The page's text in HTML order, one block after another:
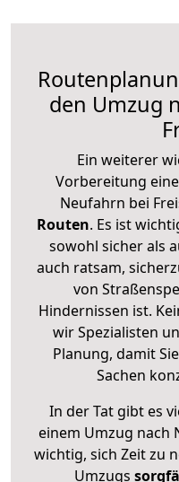
den Umzug
Ein weiterer
Vorbereitung
Neufahrn bei
Routen. Es ist
sowohl sicher als
auch ratsam,
von
Hindernissen ist.
wir Spezialisten
Planung, damit
Sachen
In der Tat gibt es
einem Umzug nach
wichtig, sich Zeit zu
Umzugs